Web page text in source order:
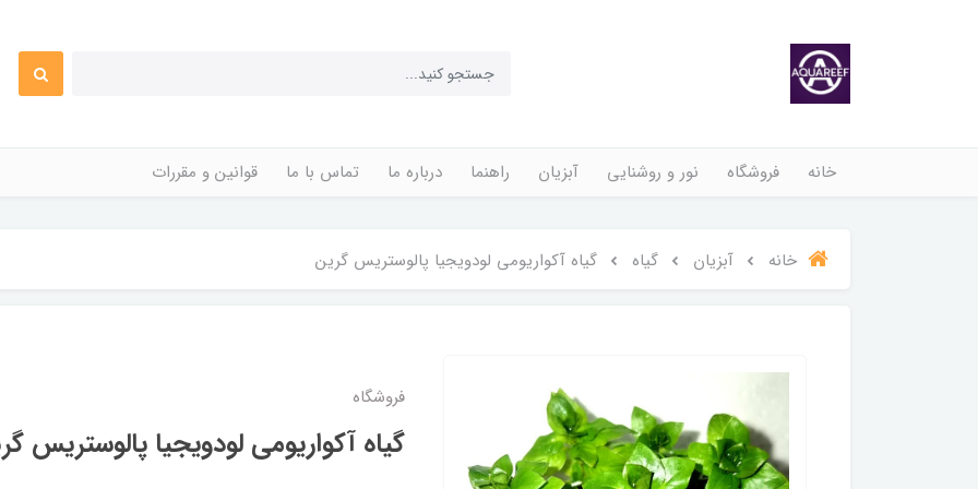
خانه فروشگاه نور و روشنایی آبزیان راهنما درباره ما تماس با ما قوانین و مقررات
خانه آبزیان گیاه گیاه آکواریومی لودویجیا پالوستریس گرین
فروشگاه
گیاه آکواریومی لودویجیا پالوستریس